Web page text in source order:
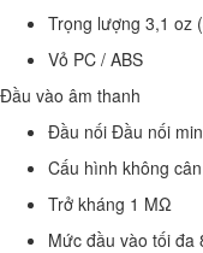
Trọng lượng 3,1 oz
Vỏ PC / ABS
Đầu vào âm thanh
Đầu nối Đầu nối
Cấu hình không
Trở kháng 1 MΩ
Mức đầu vào tối đa